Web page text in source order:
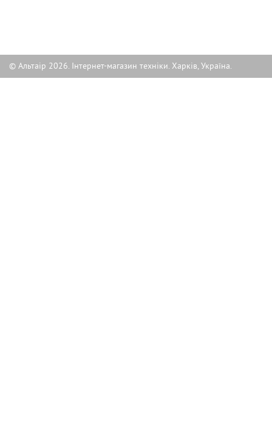
© Альтаір 2026. Інтернет-магазин техніки. Харків, Україна.